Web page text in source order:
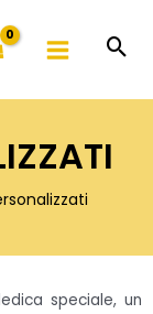
speciale, un